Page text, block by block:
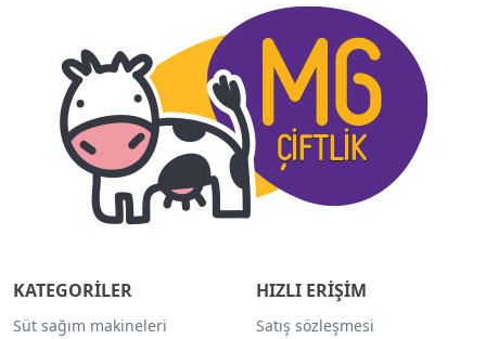
KATEGORİLER
Süt sağım makineleri
HIZLI ERİŞİM
Satış sözleşmesi